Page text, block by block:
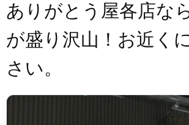
ありがとう屋各店な
が盛り沢山！お近く
さい。